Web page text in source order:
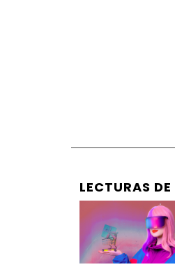
LECTURAS DE